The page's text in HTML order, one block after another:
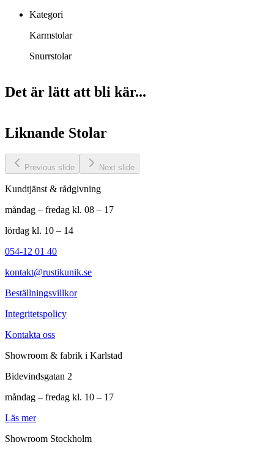
Kategori
Karmstolar
Snurrstolar
Det är lätt att bli kär...
Liknande Stolar
Previous slide Next slide
Kundtjänst & rådgivning
måndag – fredag kl. 08 – 17
lördag kl. 10 – 14
054-12 01 40
kontakt@rustikunik.se
Beställningsvillkor
Integritetspolicy
Kontakta oss
Showroom & fabrik i Karlstad
Bidevindsgatan 2
måndag – fredag kl. 10 – 17
Läs mer
Showroom Stockholm